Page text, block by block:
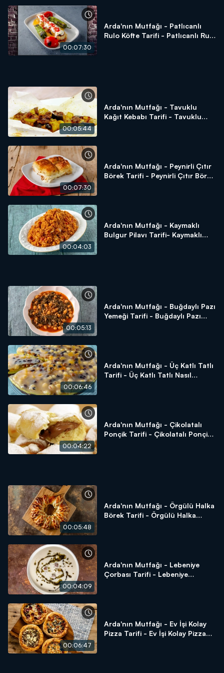
00:07:30
Arda'nın Mutfağı - Patlıcanlı
Rulo Köfte Tarifi - Patlıcanlı Rulo
00:05:44
Arda'nın Mutfağı - Tavuklu
Kağıt Kebabı Tarifi - Tavuklu
00:07:30
Arda'nın Mutfağı - Peynirli Çıtır
Börek Tarifi - Peynirli Çıtır Börek
00:04:03
Arda'nın Mutfağı - Kaymaklı
Bulgur Pilavı Tarifi- Kaymaklı
00:05:13
Arda'nın Mutfağı - Buğdaylı Pazı
Yemeği Tarifi - Buğdaylı Pazı
00:06:46
Arda'nın Mutfağı - Üç Katlı Tatlı
Tarifi - Üç Katlı Tatlı Nasıl
00:04:22
Arda'nın Mutfağı - Çikolatalı
Ponçik Tarifi - Çikolatalı Ponçik
00:05:48
Arda'nın Mutfağı - Örgülü Halka
Börek Tarifi - Örgülü Halka
00:04:09
Arda'nın Mutfağı - Lebeniye
Çorbası Tarifi - Lebeniye
00:06:47
Arda'nın Mutfağı - Ev İşi Kolay
Pizza Tarifi - Ev İşi Kolay Pizza